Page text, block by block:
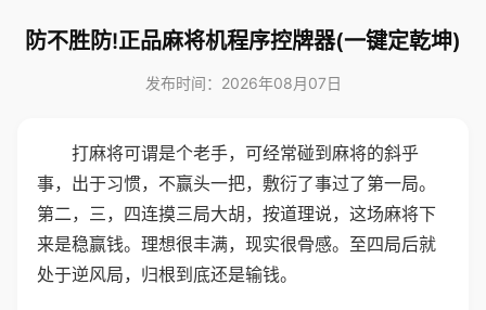
防不胜防!正品麻将机程序控牌器(一键定乾坤)
发布时间：2026年08月07日
打麻将可谓是个老手，可经常碰到麻将的斜乎
事，出于习惯，不赢头一把，敷衍了事过了第一局。
第二，三，四连摸三局大胡，按道理说，这场麻将下
来是稳赢钱。理想很丰满，现实很骨感。至四局后就
处于逆风局，归根到底还是输钱。